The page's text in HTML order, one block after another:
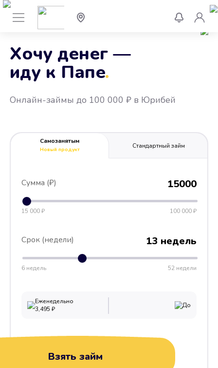
Хочу денег —
иду к Папе
.
Онлайн-займы до 100 000 ₽ в Юрибей
Самозанятым
Новый продукт
Стандартный займ
Сумма (₽) 15000
15 000 ₽ 100 000 ₽
Срок (недели) 13 недель
6 недель 52 недели
Еженедельно
3,495 ₽ До
Взять займ